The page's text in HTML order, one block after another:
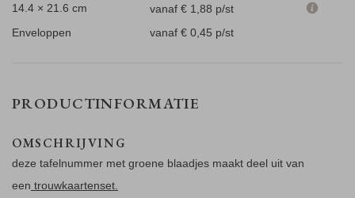
14.4 × 21.6 cm
vanaf € 1,88 p/st
Enveloppen
vanaf € 0,45 p/st
PRODUCTINFORMATIE
OMSCHRIJVING
deze tafelnummer met groene blaadjes maakt deel uit van
een trouwkaartenset.